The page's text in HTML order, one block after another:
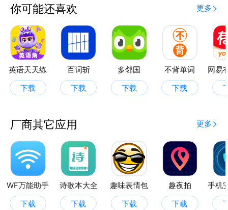
到成人各年龄段用户
--内容涵盖生活常识、情感教育、科学探索等多个方
面。
你可能还喜欢 更多
英语天天练
下载
百词斩
下载
多邻国
下载
不背单词
下载
厂商其它应用 更多
WF万能助手
下载
诗歌本大全
下载
趣味表情包
下载
趣夜拍
下载